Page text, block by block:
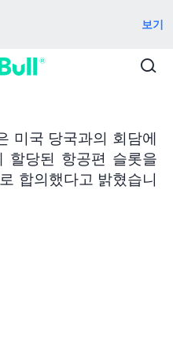
보기
미국 당국과의 회담에
할당된 항공편 슬롯을
합의했다고 밝혔습니